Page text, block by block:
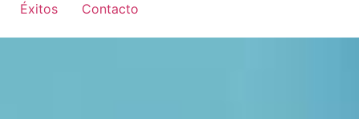
Éxitos
Contacto